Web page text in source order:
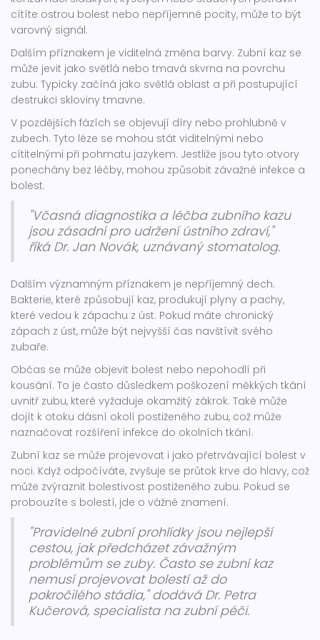
cítíte ostrou bolest nebo nepříjemné pocity, může to být
varovný signál.
Dalším příznakem je viditelná změna barvy. Zubní kaz se
může jevit jako světlá nebo tmavá skvrna na povrchu
zubu. Typicky začíná jako světlá oblast a při postupující
destrukci skloviny tmavne.
V pozdějších fázích se objevují díry nebo prohlubně v
zubech. Tyto léze se mohou stát viditelnými nebo
cítitelnými při pohmatu jazykem. Jestliže jsou tyto otvory
ponechány bez léčby, mohou způsobit závažné infekce a
bolest.
"Včasná diagnostika a léčba zubního kazu
jsou zásadní pro udržení ústního zdraví,"
říká Dr. Jan Novák, uznávaný stomatolog.
Dalším významným příznakem je nepříjemný dech.
Bakterie, které způsobují kaz, produkují plyny a pachy,
které vedou k zápachu z úst. Pokud máte chronický
zápach z úst, může být nejvyšší čas navštívit svého
zubaře.
Občas se může objevit bolest nebo nepohodlí při
kousání. To je často důsledkem poškození měkkých tkání
uvnitř zubu, které vyžaduje okamžitý zákrok. Také může
dojít k otoku dásní okolí postiženého zubu, což může
naznačovat rozšíření infekce do okolních tkání.
Zubní kaz se může projevovat i jako přetrvávající bolest v
noci. Když odpočíváte, zvyšuje se průtok krve do hlavy, což
může zvýraznit bolestivost postiženého zubu. Pokud se
probouzíte s bolestí, jde o vážné znamení.
"Pravidelné zubní prohlídky jsou nejlepší
cestou, jak předcházet závažným
problémům se zuby. Často se zubní kaz
nemusí projevovat bolestí až do
pokročilého stádia," dodává Dr. Petra
Kučerová, specialista na zubní péči.